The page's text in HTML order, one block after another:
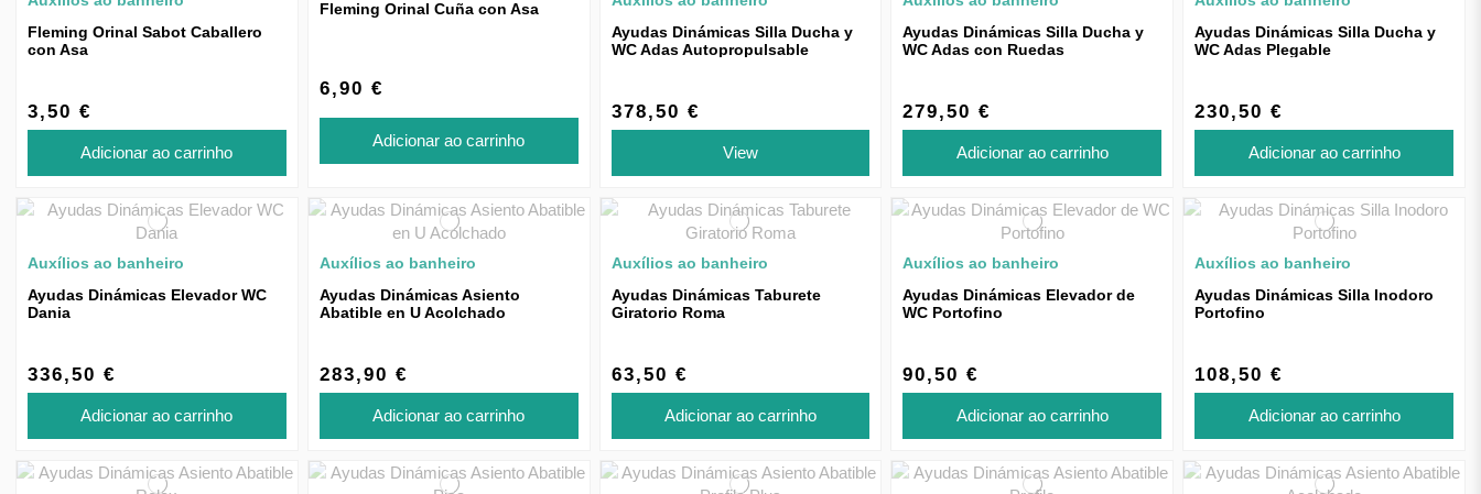
Fleming Orinal Sabot Caballero
con Asa
3,50 €
Adicionar ao carrinho
Fleming Orinal Cuña con Asa
6,90 €
Adicionar ao carrinho
Ayudas Dinámicas Silla Ducha y
WC Adas Autopropulsable
378,50 €
View
Ayudas Dinámicas Silla Ducha y
WC Adas con Ruedas
279,50 €
Adicionar ao carrinho
Ayudas Dinámicas Silla Ducha y
WC Adas Plegable
230,50 €
Adicionar ao carrinho
Auxílios ao banheiro
Ayudas Dinámicas Elevador WC
Dania
336,50 €
Adicionar ao carrinho
Auxílios ao banheiro
Ayudas Dinámicas Asiento
Abatible en U Acolchado
283,90 €
Adicionar ao carrinho
Auxílios ao banheiro
Ayudas Dinámicas Taburete
Giratorio Roma
63,50 €
Adicionar ao carrinho
Auxílios ao banheiro
Ayudas Dinámicas Elevador de
WC Portofino
90,50 €
Adicionar ao carrinho
Auxílios ao banheiro
Ayudas Dinámicas Silla Inodoro
Portofino
108,50 €
Adicionar ao carrinho